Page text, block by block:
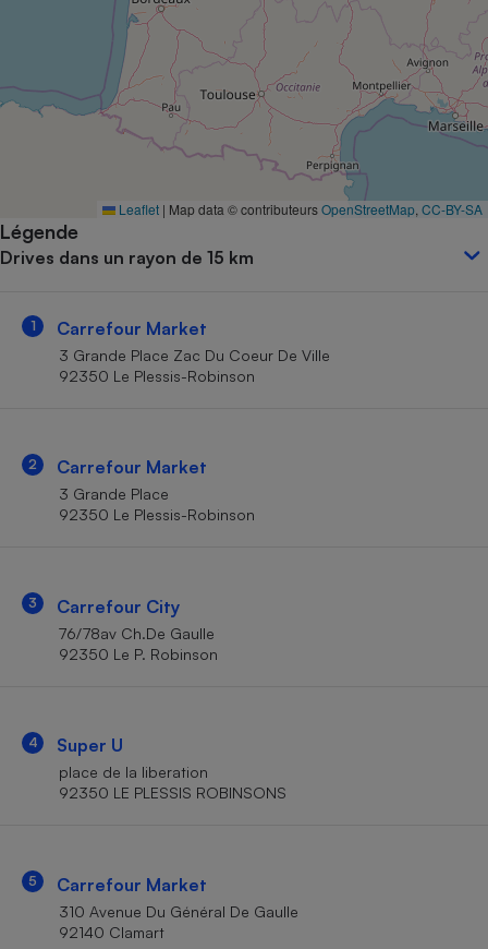
Leaflet | Map data © contributeursOpenStreetMap CC-BY-SA
Légende
Drives dans un rayon de 15 km
1 Carrefour Market
3 Grande Place Zac Du Coeur De Ville
92350 Le Plessis-Robinson
2 Carrefour Market
3 Grande Place
92350 Le Plessis-Robinson
3 Carrefour City
76/78av Ch.De Gaulle
92350 Le P. Robinson
4 Super U
place de la liberation
92350 LE PLESSIS ROBINSONS
5 Carrefour Market
310 Avenue Du Général De Gaulle
92140 Clamart
Complément
alimentaire
Assurance emprunteur
Banque
Petit électroménager -
Matelas
Mutuelle